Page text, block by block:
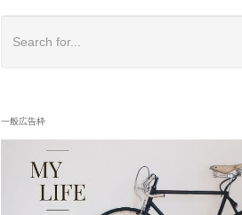
一般広告枠